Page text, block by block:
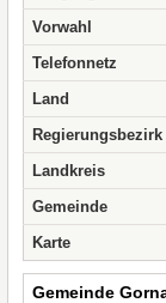
Vorwahl
Telefonnetz
Land
Regierungsbezirk
Landkreis
Gemeinde
Karte
Gemeinde